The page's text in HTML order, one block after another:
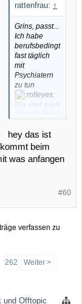
rattenfrau: ↑
Grins, passt...
Ich habe
berufsbedingt
fast täglich
mit
Psychiatern
zu tun
Die sind auch
Übrigens
habe ich mir
die Opferrolle
schon längst
Da fällt mir
rothaarigen
blauhaarigen
Feld, um es in
Größe
anzuzeigen.
hey das ist
beim
was anfangen
#60
verfassen zu
262 Weiter >
und Offtopic